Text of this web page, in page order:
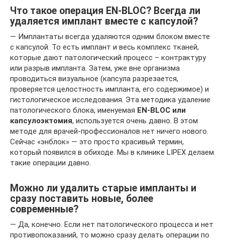
Что такое операция EN-BLOC? Всегда ли
удаляется имплант вместе с капсулой?
— Имплантаты всегда удаляются одним блоком вместе
с капсулой. То есть имплант и весь комплекс тканей,
которые дают патологический процесс – контрактуру
или разрыв импланта. Затем, уже вне организма
проводиться визуальное (капсула разрезается,
проверяется целостность импланта, его содержимое) и
гистологическое исследования. Эта методика удаление
патологического блока, именуемая EN-BLOC или
капсулоэктомия, используется очень давно. В этом
методе для врачей-профессионалов нет ничего нового.
Сейчас «энблок» — это просто красивый термин,
который появился в обиходе. Мы в клинике LIPEX делаем
такие операции давно.
Можно ли удалить старые импланты и
сразу поставить новые, более
современные?
— Да, конечно. Если нет патологического процесса и нет
противопоказаний, то можно сразу делать операции по